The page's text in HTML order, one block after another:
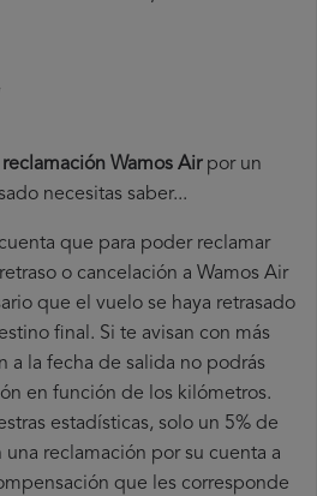
reclamación Wamos Airpor un
necesitas saber...
que para poder reclamar
o cancelación a Wamos Air
que el vuelo se haya retrasado
final. Si te avisan con más
a la fecha de salida no podrás
en función de los kilómetros.
estadísticas, solo un 5% de
reclamación por su cuenta a
que les corresponde